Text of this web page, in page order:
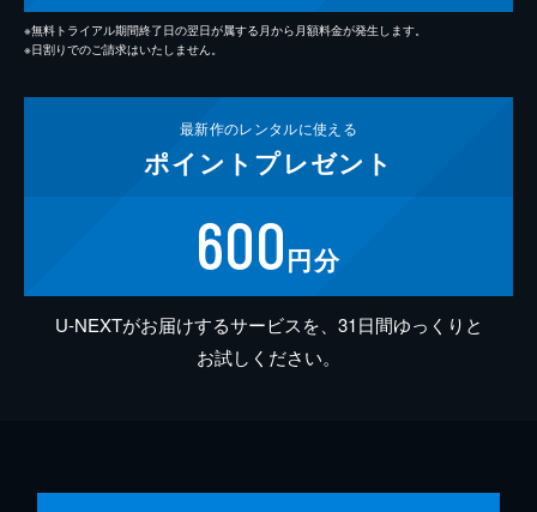
※無料トライアル期間終了日の翌日が属する月から月額料金が発生します。
※日割りでのご請求はいたしません。
最新作のレンタルに使える
ポイント プレゼント
600円分
U-NEXTがお届けするサービスを、31日間ゆっくりと
お試しください。